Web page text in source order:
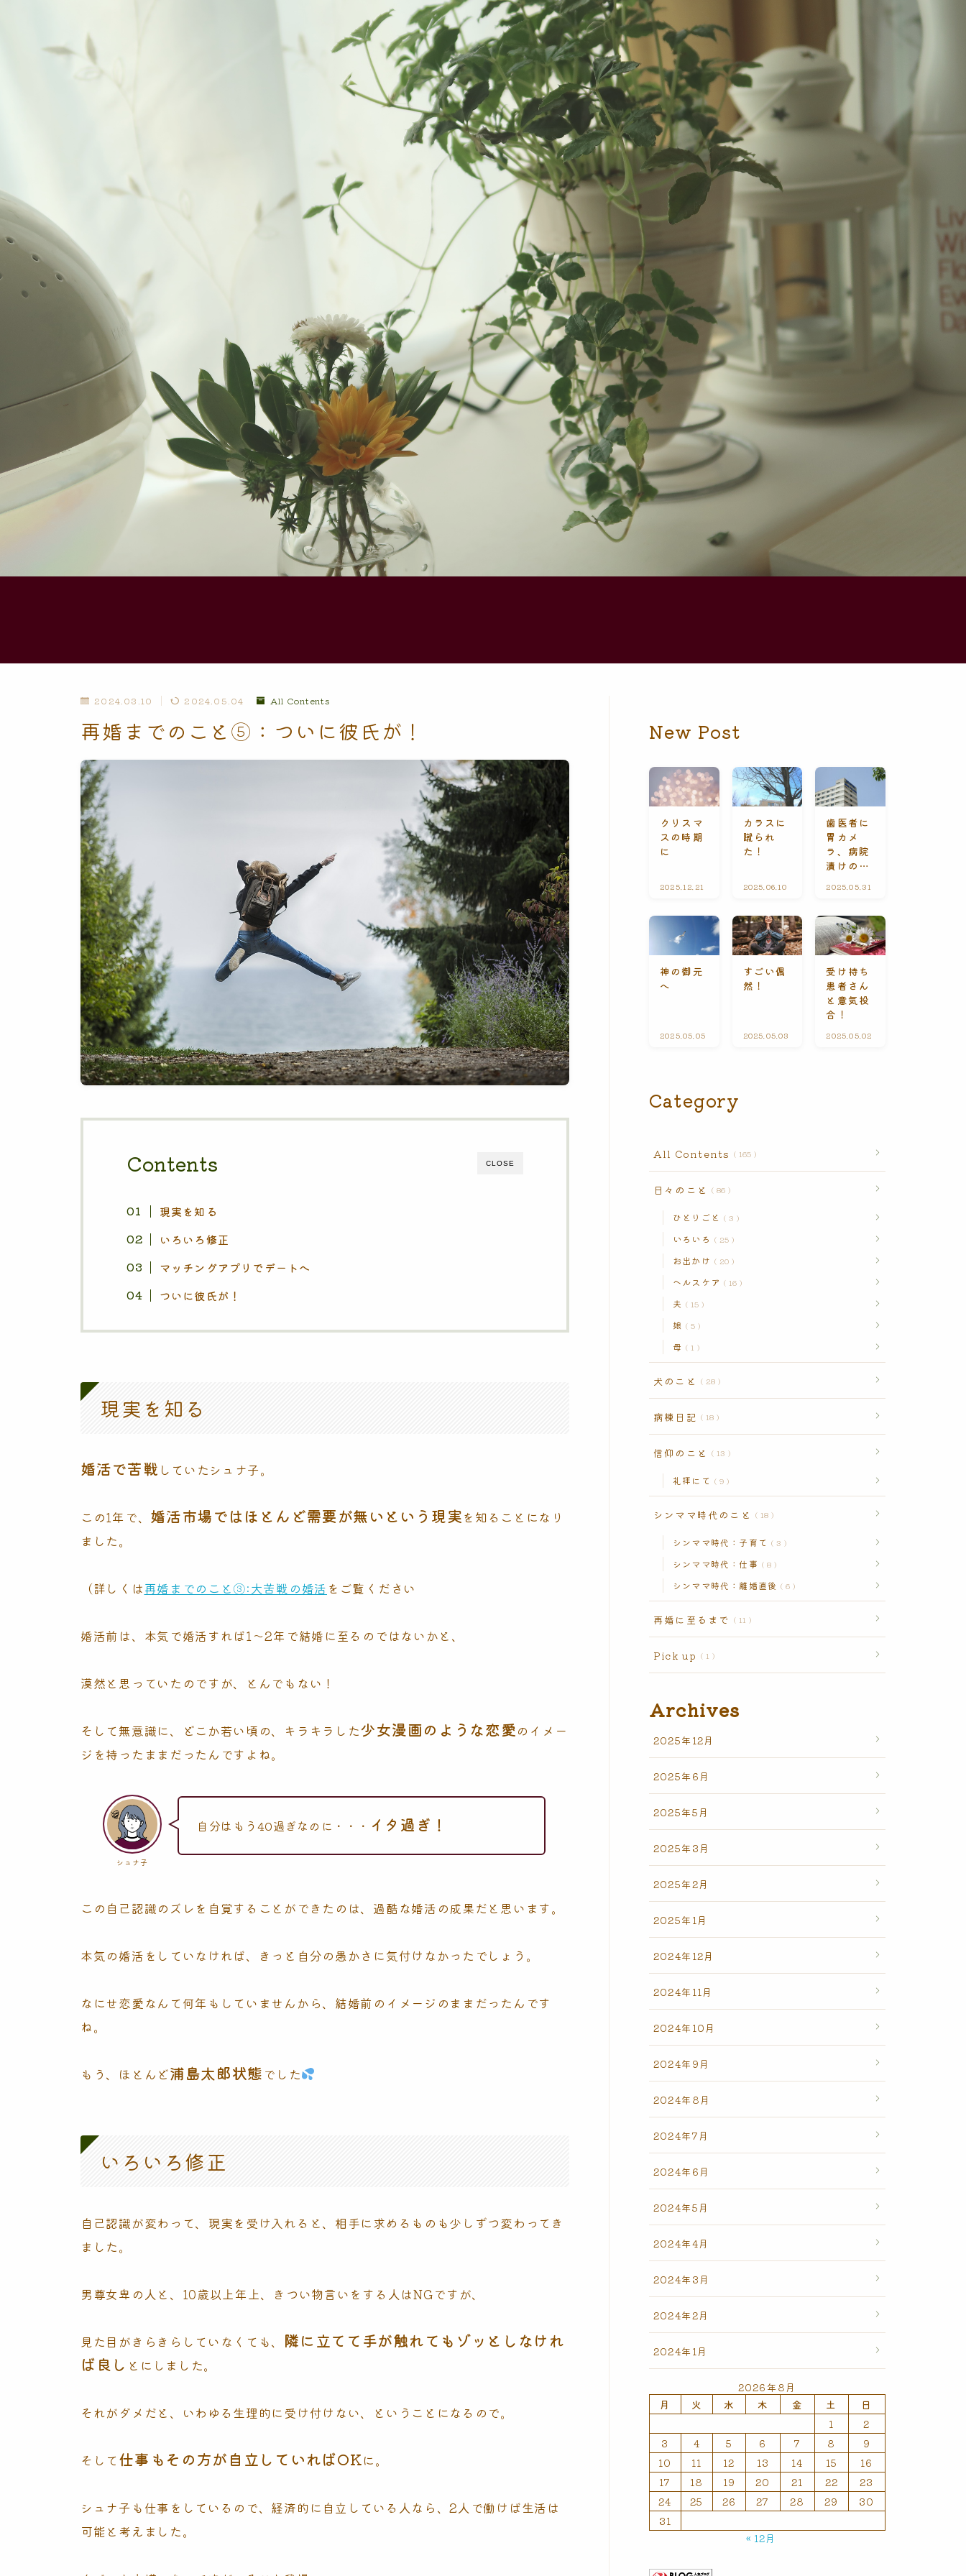
2024.03.10 2024.05.04 All Contents
再婚までのこと⑤：ついに彼氏が！
CLOSE
Contents
現実を知る
いろいろ修正
マッチングアプリでデートへ
ついに彼氏が！
現実を知る
婚活で苦戦 していたシュナ子。
この1年で、 婚活市場ではほとんど需要が無いという現実を知ることになり
ました。
（詳しくは再婚までのこと③:大苦戦の婚活 をご覧ください
婚活前は、本気で婚活すれば1〜2年で結婚に至るのではないかと、
漠然と思っていたのですが、とんでもない！
そして無意識に、どこか若い頃の、キラキラした少女漫画のような恋愛のイメー
ジを持ったままだったんですよね。
シュナ子
自分はもう40過ぎなのに・・・ イタ過ぎ！
この自己認識のズレを自覚することができたのは、過酷な婚活の成果だと思います。
本気の婚活をしていなければ、きっと自分の愚かさに気付けなかったでしょう。
なにせ恋愛なんて何年もしていませんから、結婚前のイメージのままだったんです
ね。
もう、ほとんど浦島太郎状態 でした
いろいろ修正
自己認識が変わって、現実を受け入れると、相手に求めるものも少しずつ変わってき
ました。
男尊女卑の人と、10歳以上年上、きつい物言いをする人はNGですが、
見た目がきらきらしていなくても、 隣に立てて手が触れてもゾッとしなけれ
ば良し とにしました。
それがダメだと、いわゆる生理的に受け付けない、ということになるので。
そして仕事もその方が自立していればOKに。
シュナ子も仕事をしているので、経済的に自立している人なら、2人で働けば生活は
可能と考えました。
New Post
クリスマ
スの時期
に
2025.12.21
て
カラスに
蹴られ
た！
2025.06.10
ご
と
歯医者に
胃カメ
ラ、病院
漬けの休
2025.05.31
C
o
n
t
神の御元
へ
2025.05.05
t
e
すごい偶
然！
2025.05.03
受け持ち
患者さん
と意気投
合！
2025.05.02
Category
All Contents 165
日々のこと 86
ひとりごと 3
いろいろ 25
お出かけ 20
ヘルスケア 16
夫 15
娘 5
母 1
犬のこと 28
病棟日記 18
信仰のこと 13
礼拝にて 9
シンママ時代のこと 18
シンママ時代：子育て 3
シンママ時代：仕事 8
シンママ時代：離婚直後 6
再婚に至るまで 11
Pick up 1
Archives
2025年12月
2025年6月
2025年5月
2025年3月
2025年2月
2025年1月
2024年12月
2024年11月
2024年10月
2024年9月
2024年8月
2024年7月
2024年6月
2024年5月
2024年4月
2024年3月
2024年2月
2024年1月
2026年8月
月
火 水 木 金 土
日
1
2
3
4 5 6 7 8
9
10
11 12 13 14 15
16
17
18 19 20 21 22
23
24
25 26 27 28 29
30
31
« 12月